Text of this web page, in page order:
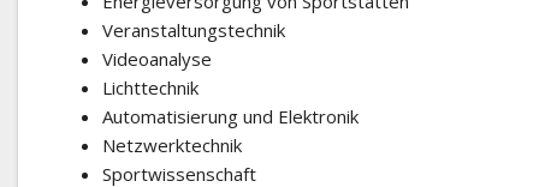
Veranstaltungstechnik
Videoanalyse
Lichttechnik
Automatisierung und Elektronik
Netzwerktechnik
Sportwissenschaft